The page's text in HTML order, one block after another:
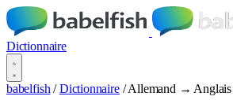
Dictionnaire
babelfish / Dictionnaire / Allemand → Anglais